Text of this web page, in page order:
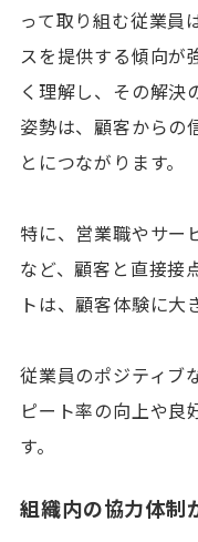
資料ダウンロー
って取り組む従業員
スを提供する傾向が
く理解し、その解決
姿勢は、顧客からの
とにつながります。
特に、営業職やサー
など、顧客と直接接
トは、顧客体験に大
従業員のポジティブ
ピート率の向上や良
す。
組織内の協力体制